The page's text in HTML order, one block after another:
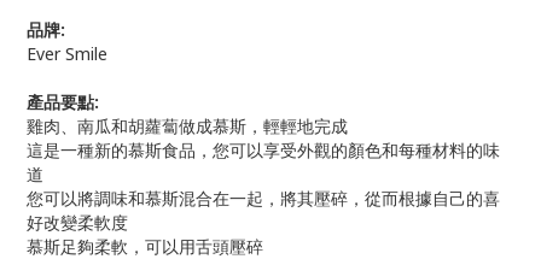
品牌:
Ever Smile
產品要點:
雞肉、南瓜和胡蘿蔔做成慕斯，輕輕地完成
這是一種新的慕斯食品，您可以享受外觀的顏色和每種材料的味
道
您可以將調味和慕斯混合在一起，將其壓碎，從而根據自己的喜
好改變柔軟度
慕斯足夠柔軟，可以用舌頭壓碎